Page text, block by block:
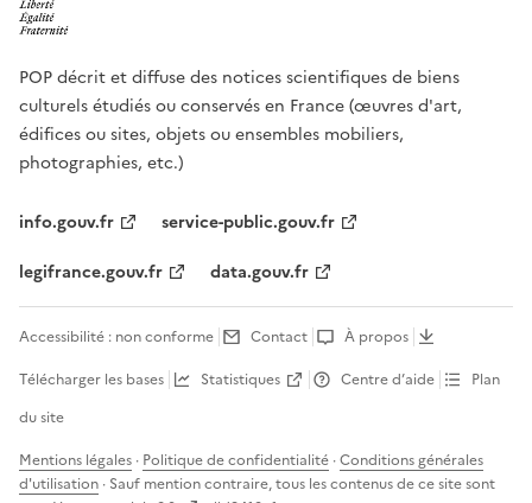
POP décrit et diffuse des notices scientifiques de biens
culturels étudiés ou conservés en France (œuvres d'art,
édifices ou sites, objets ou ensembles mobiliers,
photographies, etc.)
info.gouv.fr
service-public.gouv.fr
legifrance.gouv.fr
data.gouv.fr
Accessibilité : non conforme Contact
À propos
Télécharger les bases
Statistiques Centre d’aide
Plan
du site
Mentions légales · Politique de confidentialité ·Conditions générales
d'utilisation · Sauf mention contraire, tous les contenus de ce site sont